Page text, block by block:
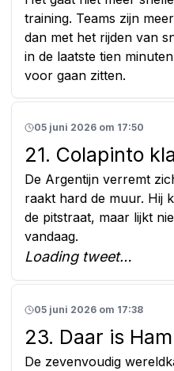
training. Teams zijn
dan met het rijden van
in de laatste tien
voor gaan zitten.
05 juni 2026 om 17:50
21. Colapinto
De Argentijn verremt
raakt hard de muur. Hij
de pitstraat, maar lijkt
vandaag.
Loading tweet…
05 juni 2026 om 17:38
23. Daar is
De zevenvoudig